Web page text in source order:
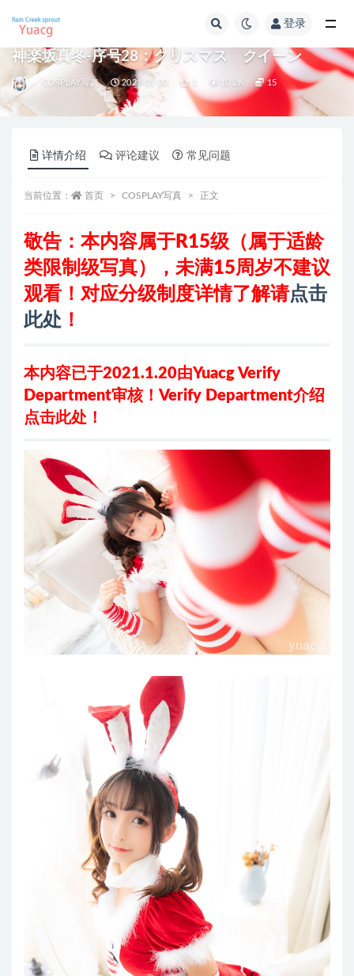
登录
神楽坂真冬-序号28：クリスマス クイーン
COSPLAY写真 2021-01-20 1 10.2K 15
详情介绍 评论建议 常见问题
当前位置： 首页 COSPLAY写真 正文
敬告：本内容属于R15级（属于适龄
类限制级写真）
， 未满15周岁不建议
观看 ！对应分级制度详情了解请点击
此处 ！
本内容已于2021.1.20由Yuacg Verify
Department审核！ Verify Department介绍
点击此处 ！